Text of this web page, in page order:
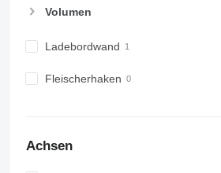
Volumen
Ladebordwand
Fleischerhaken
Achsen